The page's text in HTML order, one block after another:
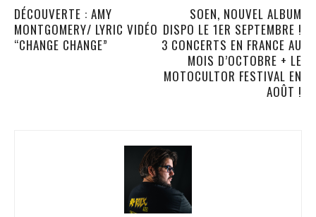
DÉCOUVERTE : AMY
MONTGOMERY/ LYRIC VIDÉO
“CHANGE CHANGE”
SOEN, NOUVEL ALBUM
DISPO LE 1ER SEPTEMBRE !
3 CONCERTS EN FRANCE AU
MOIS D’OCTOBRE + LE
MOTOCULTOR FESTIVAL EN
AOÛT !